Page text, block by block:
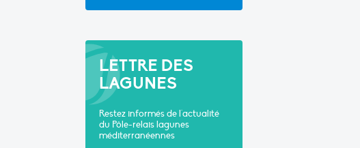
LETTRE DES
LAGUNES
Restez informés de l'actualité
du Pôle-relais lagunes
méditerranéennes